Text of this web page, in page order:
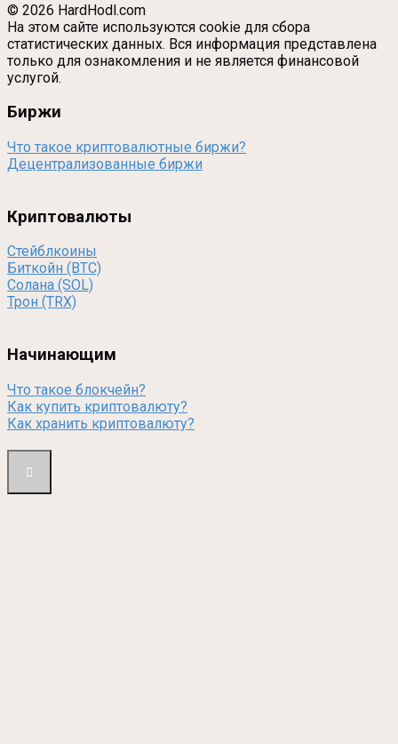
© 2026 HardHodl.com
На этом сайте используются cookie для сбора
статистических данных. Вся информация представлена
только для ознакомления и не является финансовой
услугой.
Биржи
Что такое криптовалютные биржи?
Децентрализованные биржи
Криптовалюты
Стейблкоины
Биткойн (BTC)
Солана (SOL)
Трон (TRX)
Начинающим
Что такое блокчейн?
Как купить криптовалюту?
Как хранить криптовалюту?